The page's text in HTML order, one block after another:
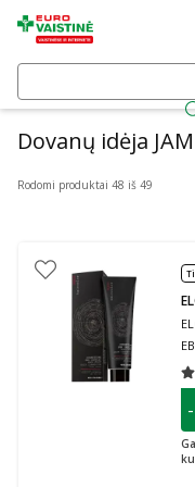
Dovanų idėja JAM
Rodomi produktai 48 iš 49